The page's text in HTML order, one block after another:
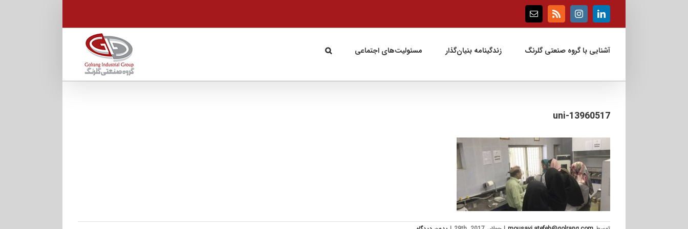
LinkedIn
Instagram
Rss
Email
آشنایی با گروه صنعتی گلرنگ زندگینامه بنیان‌گذار مسئولیت‌های اجتماعی
13960517-uni